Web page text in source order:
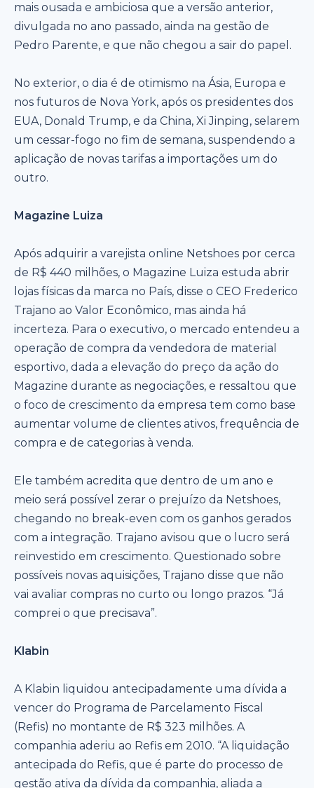
mais ousada e ambiciosa que a versão anterior,
divulgada no ano passado, ainda na gestão de
Pedro Parente, e que não chegou a sair do papel.
No exterior, o dia é de otimismo na Ásia, Europa e
nos futuros de Nova York, após os presidentes dos
EUA, Donald Trump, e da China, Xi Jinping, selarem
um cessar-fogo no fim de semana, suspendendo a
aplicação de novas tarifas a importações um do
outro.
Magazine Luiza
Após adquirir a varejista online Netshoes por cerca
de R$ 440 milhões, o Magazine Luiza estuda abrir
lojas físicas da marca no País, disse o CEO Frederico
Trajano ao Valor Econômico, mas ainda há
incerteza. Para o executivo, o mercado entendeu a
operação de compra da vendedora de material
esportivo, dada a elevação do preço da ação do
Magazine durante as negociações, e ressaltou que
o foco de crescimento da empresa tem como base
aumentar volume de clientes ativos, frequência de
compra e de categorias à venda.
Ele também acredita que dentro de um ano e
meio será possível zerar o prejuízo da Netshoes,
chegando no break-even com os ganhos gerados
com a integração. Trajano avisou que o lucro será
reinvestido em crescimento. Questionado sobre
possíveis novas aquisições, Trajano disse que não
vai avaliar compras no curto ou longo prazos. “Já
comprei o que precisava”.
Klabin
A Klabin liquidou antecipadamente uma dívida a
vencer do Programa de Parcelamento Fiscal
(Refis) no montante de R$ 323 milhões. A
companhia aderiu ao Refis em 2010. “A liquidação
antecipada do Refis, que é parte do processo de
gestão ativa da dívida da companhia, aliada a